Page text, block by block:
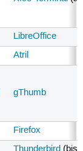
LibreOffice
Atril
gThumb
Firefox